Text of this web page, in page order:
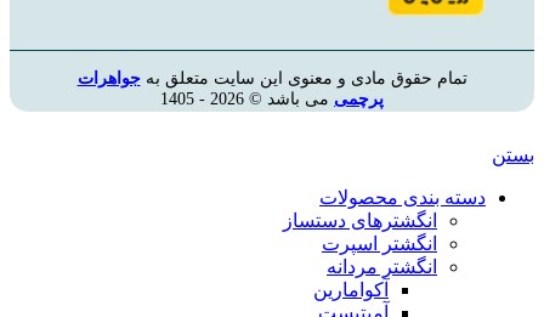
تمام حقوق مادی و معنوی این سایت متعلق بهجواهرات
پرچمی می باشد © 2026 - 1405
بستن
دسته بندی محصولات
انگشترهای دستساز
انگشتر اسپرت
انگشتر مردانه
آکوامارین
آمیتیست